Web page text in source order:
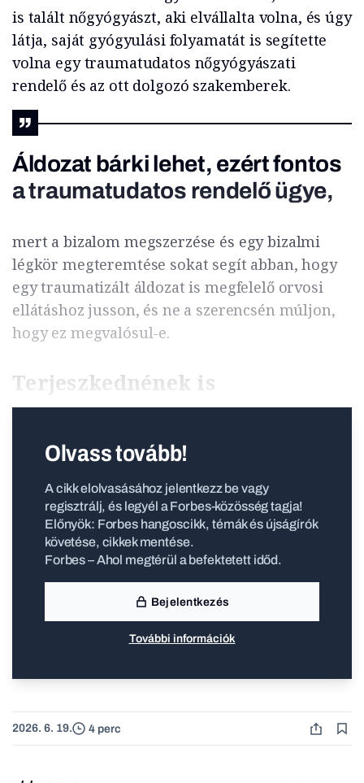
is talált nőgyógyászt, aki elvállalta volna, és úgy
látja, saját gyógyulási folyamatát is segítette
volna egy traumatudatos nőgyógyászati
rendelő és az ott dolgozó szakemberek.
Áldozat bárki lehet, ezért fontos
a traumatudatos rendelő ügye,
mert a bizalom megszerzése és egy bizalmi
légkör megteremtése sokat segít abban, hogy
egy traumatizált áldozat is megfelelő orvosi
ellátáshoz jusson, és ne a szerencsén múljon,
hogy ez megvalósul-e.
Terjeszkednének is
Olvass tovább!
A cikk elolvasásához jelentkezz be vagy
regisztrálj, és legyél a Forbes-közösség tagja!
Előnyök: Forbes hangoscikk, témák és újságírók
követése, cikkek mentése.
Forbes – Ahol megtérül a befektetett időd.
Bejelentkezés
További információk
2026. 6. 19. 4 perc